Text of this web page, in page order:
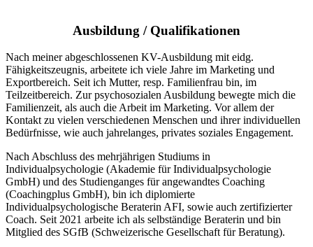
Ausbildung / Qualifikationen
Nach meiner abgeschlossenen KV-Ausbildung mit eidg.
Fähigkeitszeugnis, arbeitete ich viele Jahre im Marketing und
Exportbereich. Seit ich Mutter, resp. Familienfrau bin, im
Teilzeitbereich. Zur psychosozialen Ausbildung bewegte mich die
Familienzeit, als auch die Arbeit im Marketing. Vor allem der
Kontakt zu vielen verschiedenen Menschen und ihrer individuellen
Bedürfnisse, wie auch jahrelanges, privates soziales Engagement.
Nach Abschluss des mehrjährigen Studiums in
Individualpsychologie (Akademie für Individualpsychologie
GmbH) und des Studienganges für angewandtes Coaching
(Coachingplus GmbH), bin ich diplomierte
Individualpsychologische Beraterin AFI, sowie auch zertifizierter
Coach. Seit 2021 arbeite ich als selbständige Beraterin und bin
Mitglied des SGfB (Schweizerische Gesellschaft für Beratung).